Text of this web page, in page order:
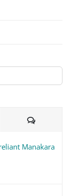
Manakara